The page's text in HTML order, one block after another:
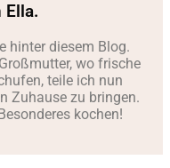
Ella.
hinter diesem Blog.
wo frische
teile ich nun
Zuhause zu bringen.
kochen!